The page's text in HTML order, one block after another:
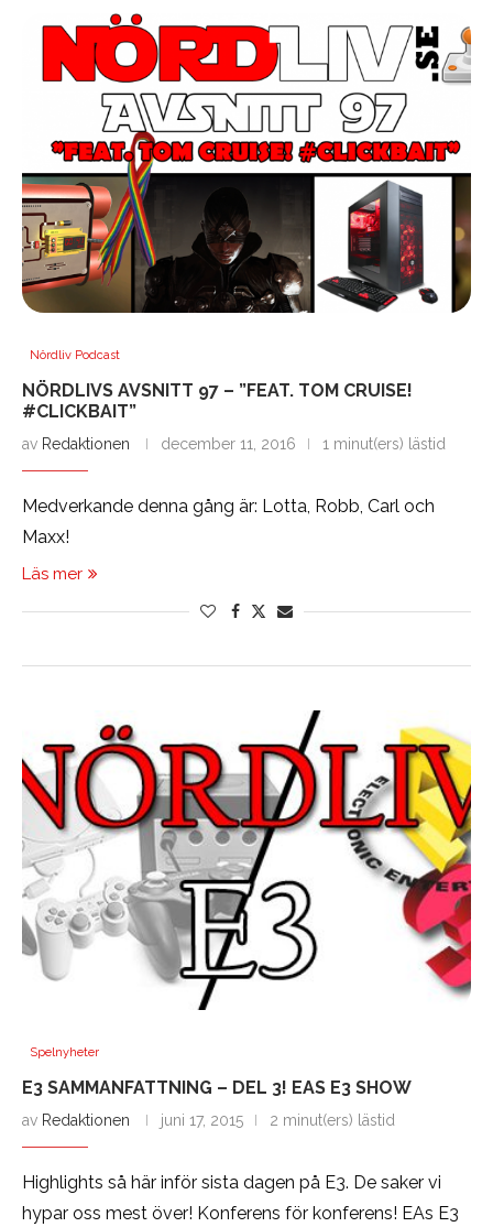
Nördliv Podcast
NÖRDLIVS AVSNITT 97 – ”FEAT. TOM CRUISE!
#CLICKBAIT”
av Redaktionen december 11, 2016 1 minut(ers) lästid
Medverkande denna gång är: Lotta, Robb, Carl och
Maxx!
Läs mer
Spelnyheter
E3 SAMMANFATTNING – DEL 3! EAS E3 SHOW
av Redaktionen juni 17, 2015 2 minut(ers) lästid
Highlights så här inför sista dagen på E3. De saker vi
hypar oss mest över! Konferens för konferens! EAs E3